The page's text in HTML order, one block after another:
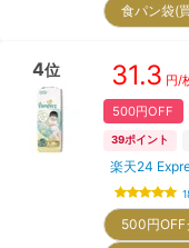
食パン袋(
4位 31.3 円/
500円OFF
39ポイント
楽天24
500円OFF